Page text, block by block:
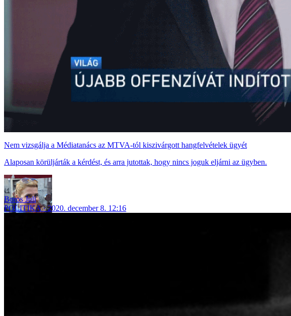
Nem vizsgálja a Médiatanács az MTVA-tól kiszivárgott hangfelvételek ügyét
Alaposan körüljárták a kérdést, és arra jutottak, hogy nincs joguk eljárni az ügyben.
Boros Juli
POLITIKA
2020. december 8. 12:16